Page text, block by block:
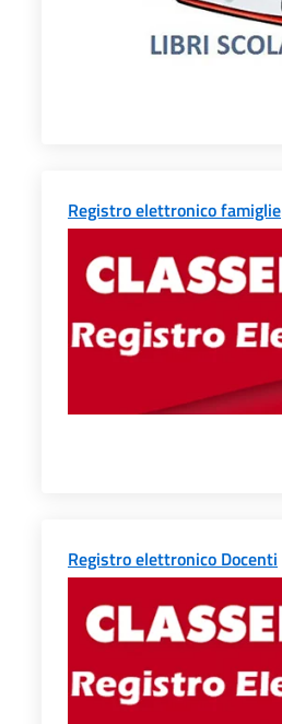
Registro elettronico famiglie
Registro elettronico Docenti